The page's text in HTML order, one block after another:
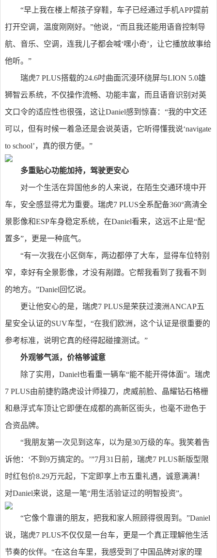
“早上我在楼上帮孩子穿鞋，车子已经通过手机APP提前
打开空调，温度刚刚好。”他说，“而且我还能用语音控制导
航、音乐、空调，连我儿子都会喊‘嘿小奇’，让它播放故事给
他听。”
瑞虎7 PLUS搭载的24.6吋曲面沉浸环绕屏与LION 5.0雄
狮智云系统，不仅操作流畅、功能丰富，而且语音识别对英
文口令的适应性也很强，这让Daniel感到惊喜：“我的中文还
可以，但有时候一着急还是会说英语，它听得懂我说‘navigate
to school’，真的很方便。”
多重贴心功能加持，驾驶更安心
对一个生活在异国他乡的人来说，在陌生交通环境中开
车，安全感显得尤为重要。瑞虎7 PLUS全系配备360°高清全
景影像和ESP车身稳定系统，在Daniel看来，这远不止是“配
置多”，更是一种底气。
“有一次我在小区倒车，两边都停了大车，显得车位特别
窄，幸好有全景影像，才没有剐蹭。它帮我看到了我看不到
的地方。”Daniel回忆说。
更让他安心的是，瑞虎7 PLUS是荣获过澳洲ANCAP五
星安全认证的SUV车型，“在我们欧洲，这个认证是很重要的
参考标准，说明它真的经得起碰撞测试。”
外观够气派，价格够诚意
除了实用，Daniel也看重一辆车“能不能开得体面”。瑞虎
7 PLUS由前捷豹路虎设计师操刀，虎威前脸、晶耀钻石格栅
和悬浮式车顶让它即便在成都的高新区街头，也毫不逊色于
合资品牌。
“我朋友第一次见到这车，以为是30万级的车。我笑着告
诉他：‘不到9万搞定的。’”7月31日前，瑞虎7 PLUS新版型限
时红包价8.29万元起，下定即享上市五重礼遇，诚意满满！
对Daniel来说，这是一笔“用生活验证过的明智投资”。
“它像个靠谱的朋友，把我和家人照顾得很周到。”Daniel
说，瑞虎7 PLUS不仅仅是一台车，更是一个真正理解他生活
节奏的伙伴。“在这台车里，我感受到了中国品牌对家的理